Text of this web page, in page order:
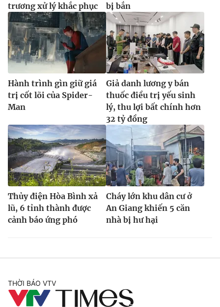
trương xử lý khắc phục
bị bắn
Hành trình gìn giữ giá
trị cốt lõi của Spider-
Man
Giả danh lương y bán
thuốc điều trị yếu sinh
lý, thu lợi bất chính hơn
32 tỷ đồng
Thủy điện Hòa Bình xả
lũ, 6 tỉnh thành được
cảnh báo ứng phó
Cháy lớn khu dân cư ở
An Giang khiến 5 căn
nhà bị hư hại
THỜI BÁO VTV